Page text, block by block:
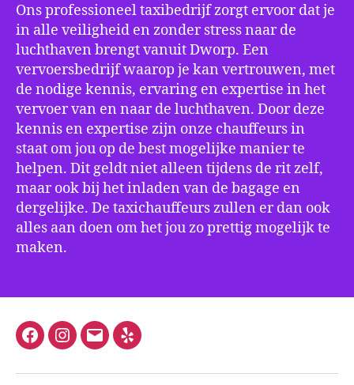
Ons professioneel taxibedrijf zorgt ervoor dat je
in alle veiligheid en zonder stress naar de
luchthaven brengt vanuit Dworp. Een
vervoersbedrijf waarop je kan vertrouwen, met
de nodige kennis, ervaring en expertise in het
vervoer van en naar de luchthaven. Door deze
kennis en expertise zijn onze chauffeurs in
staat om jou op de best mogelijke manier te
helpen. Dit geldt niet alleen tijdens de rit zelf,
maar ook bij het inladen van de bagage en
dergelijke. De taxichauffeurs zullen er dan ook
alles aan doen om het jou zo prettig mogelijk te
maken.
FacebookInstagram
E-
Yelp